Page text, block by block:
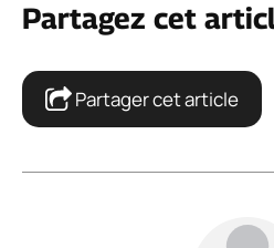
Partagez cet
Partager cet article